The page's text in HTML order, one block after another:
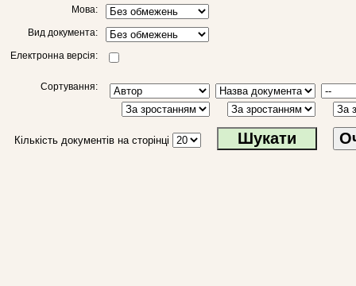
Мова:
Вид документа:
Електронна версія:
Сортування:
Кількість документів на сторінці